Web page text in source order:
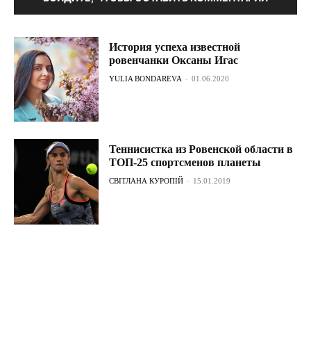
История успеха известной
ровенчанки Оксаны Игас
YULIA BONDAREVA - 01.06.2020
Теннисистка из Ровенской области в
ТОП-25 спортсменов планеты
СВІТЛАНА КУРОПІЙ - 15.01.2019